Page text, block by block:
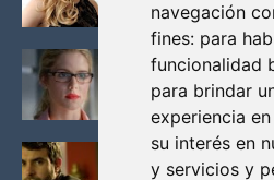
navegación
fines: para
funcionalidad
para brindar
experiencia
su interés en
y servicios y
Junio 14, 2013
FELICITY (EMILY
MAS BONITAS DE LA
Noviembre 30, 2013
BLACK MIRROR:
LA CRITICA